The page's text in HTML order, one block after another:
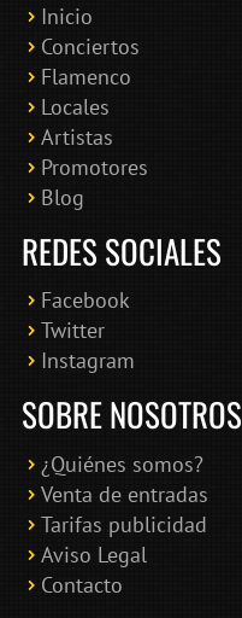
Inicio
Conciertos
Flamenco
Locales
Artistas
Promotores
Blog
REDES SOCIALES
Facebook
Twitter
Instagram
SOBRE NOSOTROS
¿Quiénes somos?
Venta de entradas
Tarifas publicidad
Aviso Legal
Contacto